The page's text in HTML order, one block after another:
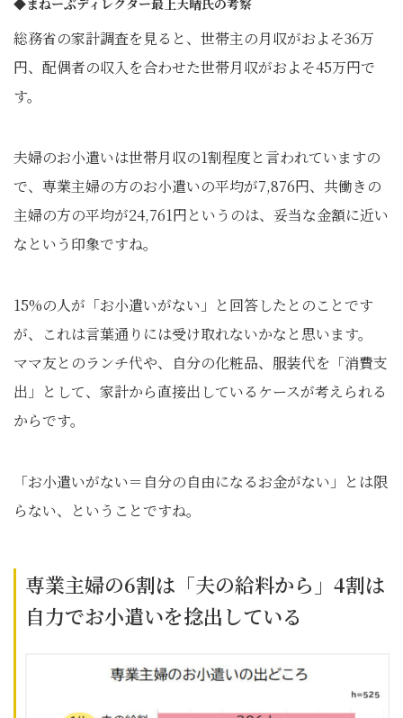
総務省の家計調査を見ると、世帯主の月収がおよそ36万
円、配偶者の収入を合わせた世帯月収がおよそ45万円で
す。
夫婦のお小遣いは世帯月収の1割程度と言われていますの
で、専業主婦の方のお小遣いの平均が7,876円、共働きの
主婦の方の平均が24,761円というのは、妥当な金額に近い
なという印象ですね。
15%の人が「お小遣いがない」と回答したとのことです
が、これは言葉通りには受け取れないかなと思います。
ママ友とのランチ代や、自分の化粧品、服装代を「消費支
出」として、家計から直接出しているケースが考えられる
からです。
「お小遣いがない＝自分の自由になるお金がない」とは限
らない、ということですね。
専業主婦の6割は「夫の給料から」4割は
自力でお小遣いを捻出している